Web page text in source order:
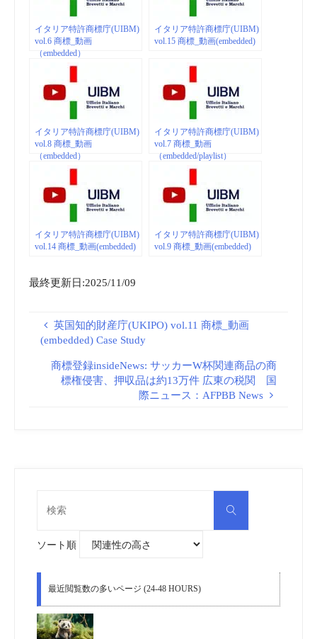
イタリア特許商標庁(UIBM)
vol.6 商標_動画
（embedded）
イタリア特許商標庁(UIBM)
vol.15 商標_動画(embedded)
イタリア特許商標庁(UIBM)
vol.8 商標_動画
（embedded）
イタリア特許商標庁(UIBM)
vol.7 商標_動画
（embedded/playlist）
イタリア特許商標庁(UIBM)
vol.14 商標_動画(embedded)
イタリア特許商標庁(UIBM)
vol.9 商標_動画(embedded)
最終更新日:2025/11/09
英国知的財産庁(UKIPO) vol.11 商標_動画
(embedded) Case Study
商標登録insideNews: サッカーW杯関連商品の商
標権侵害、押収品は約13万件 広東の税関 国
際ニュース：AFPBB News
検
ソート順
最近閲覧数の多いページ (24-48 HOURS)